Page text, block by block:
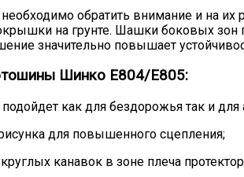
обратить внимание и на
на грунте. Шашки боковых зон
значительно повышает
Шинко E804/E805:
как для бездорожья так и для
для повышенного сцепления;
канавок в зоне плеча